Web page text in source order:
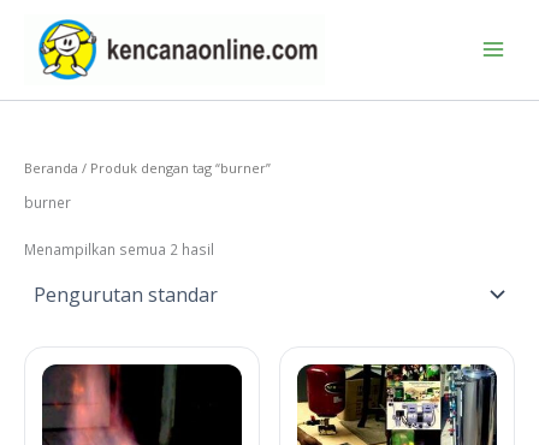
konten
Beranda / Produk dengan tag “burner”
burner
Menampilkan semua 2 hasil